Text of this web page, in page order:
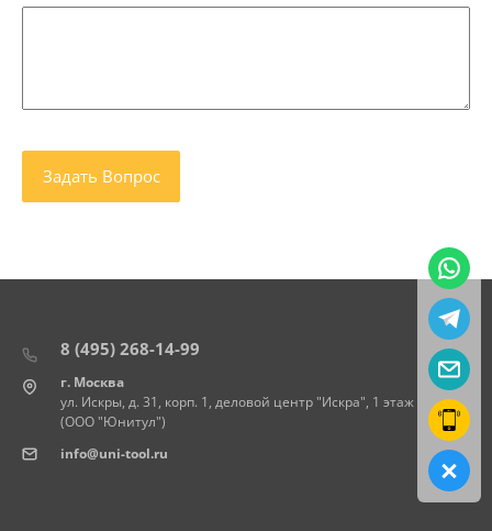
8 (495) 268-14-99
г. Москва
ул. Искры, д. 31, корп. 1, деловой центр "Искра", 1 этаж
(ООО "Юнитул")
info@uni-tool.ru